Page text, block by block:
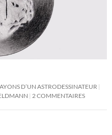
D’UN ASTRODESSINATEUR
2 COMMENTAIRES